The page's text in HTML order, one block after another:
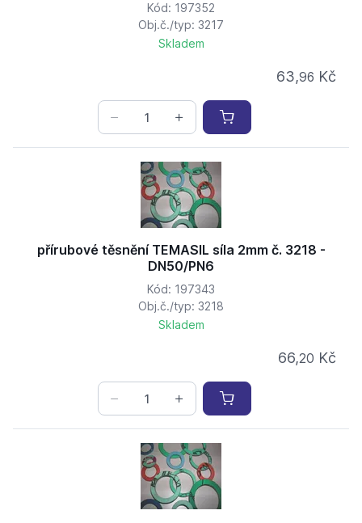
Kód: 197352
Obj.č./typ: 3217
Skladem
63,96 Kč
přírubové těsnění TEMASIL síla 2mm č. 3218 -
DN50/PN6
Kód: 197343
Obj.č./typ: 3218
Skladem
66,20 Kč